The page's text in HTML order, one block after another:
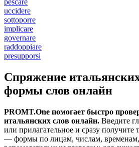
pescare
uccidere
sottoporre
implicare
governare
raddoppiare
presupporsi
Спряжение
формы слов онлайн
PROMT.One помогает быстро
итальянских слов онлайн. Введите
или прилагательное и сразу получите
— формы по лицам, числам,